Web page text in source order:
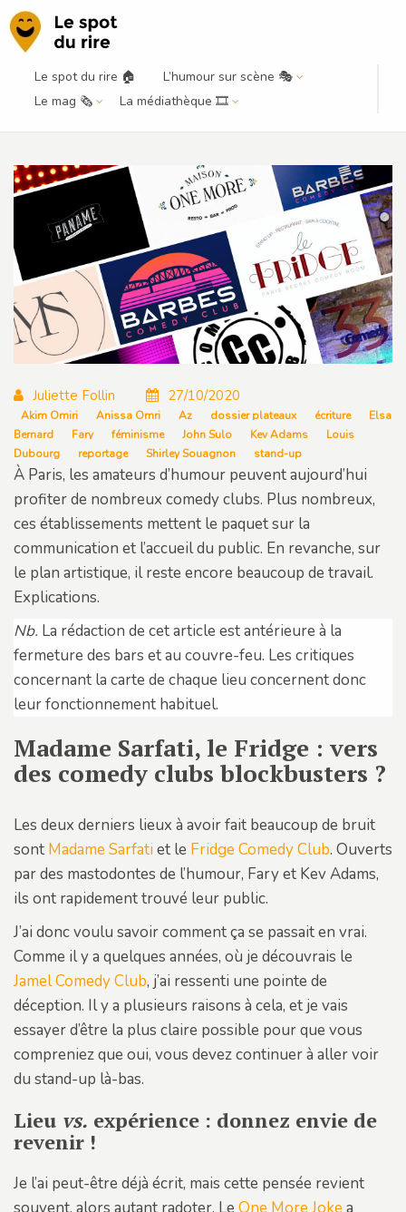
Le spot du rire 🏠
L’humour sur scène 🎭
Le mag 🗞️
La médiathèque 🎞️
Les comedy clubs, usines à
Juliette Follin 27/10/2020
Akim Omiri Anissa Omri Az dossier plateaux écriture
Elsa
Bernard
Fary féminisme John Sulo Kev Adams
Louis
Dubourg
reportage Shirley Souagnon stand-up
À Paris, les amateurs d’humour peuvent aujourd’hui
profiter de nombreux comedy clubs. Plus nombreux,
ces établissements mettent le paquet sur la
communication et l’accueil du public. En revanche, sur
le plan artistique, il reste encore beaucoup de travail.
Explications.
Nb. La rédaction de cet article est antérieure à la
fermeture des bars et au couvre-feu. Les critiques
concernant la carte de chaque lieu concernent donc
leur fonctionnement habituel.
Madame Sarfati, le Fridge : vers
des comedy clubs blockbusters ?
Les deux derniers lieux à avoir fait beaucoup de bruit
sont Madame Sarfatiet le Fridge Comedy Club. Ouverts
par des mastodontes de l’humour, Fary et Kev Adams,
ils ont rapidement trouvé leur public.
J’ai donc voulu savoir comment ça se passait en vrai.
Comme il y a quelques années, où je découvrais le
Jamel Comedy Club, j’ai ressenti une pointe de
déception. Il y a plusieurs raisons à cela, et je vais
essayer d’être la plus claire possible pour que vous
compreniez que oui, vous devez continuer à aller voir
du stand-up là-bas.
Lieu vs. expérience : donnez envie de
revenir !
Je l’ai peut-être déjà écrit, mais cette pensée revient